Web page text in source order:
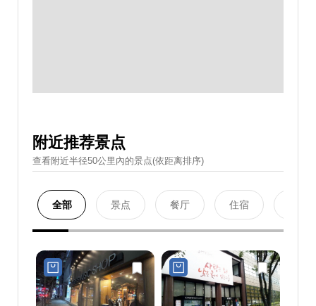
附近推荐景点
查看附近半径50公里內的景点(依距离排序)
全部 景点 餐厅 住宿